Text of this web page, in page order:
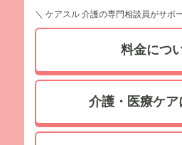
＼ ケアスル 介護の専門相談員がサポ
料金につ
介護・医療ケア